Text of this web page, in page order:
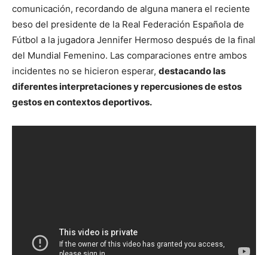
comunicación, recordando de alguna manera el reciente
beso del presidente de la Real Federación Española de
Fútbol a la jugadora Jennifer Hermoso después de la final
del Mundial Femenino. Las comparaciones entre ambos
incidentes no se hicieron esperar, destacando las
diferentes interpretaciones y repercusiones de estos
gestos en contextos deportivos.